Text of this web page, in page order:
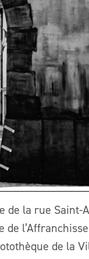
de la rue Saint-
de la